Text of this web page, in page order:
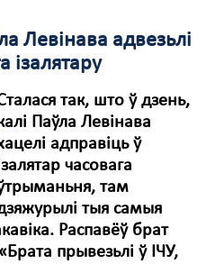
Левінава адвезьлі
ізалятару
так, што ў дзень,
Паўла Левінава
адправіць ў
часовага
там
тыя самыя
Распавёў брат
прывезьлі ў ІЧУ,